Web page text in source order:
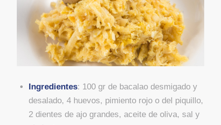
Ingredientes: 100 gr de bacalao desmigado y
desalado, 4 huevos, pimiento rojo o del piquillo,
2 dientes de ajo grandes, aceite de oliva, sal y